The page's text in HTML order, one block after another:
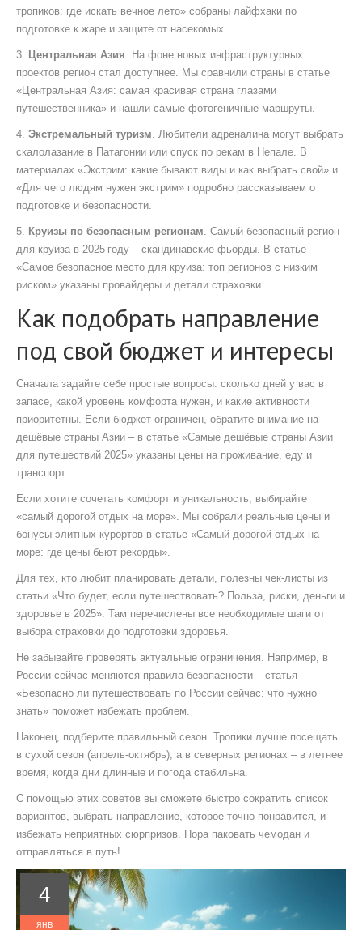
тропиков: где искать вечное лето» собраны лайфхаки по
подготовке к жаре и защите от насекомых.
3. Центральная Азия. На фоне новых инфраструктурных
проектов регион стал доступнее. Мы сравнили страны в статье
«Центральная Азия: самая красивая страна глазами
путешественника» и нашли самые фотогеничные маршруты.
4. Экстремальный туризм. Любители адреналина могут выбрать
скалолазание в Патагонии или спуск по рекам в Непале. В
материалах «Экстрим: какие бывают виды и как выбрать свой» и
«Для чего людям нужен экстрим» подробно рассказываем о
подготовке и безопасности.
5. Круизы по безопасным регионам. Самый безопасный регион
для круиза в 2025 году – скандинавские фьорды. В статье
«Самое безопасное место для круиза: топ регионов с низким
риском» указаны провайдеры и детали страховки.
Как подобрать направление
под свой бюджет и интересы
Сначала задайте себе простые вопросы: сколько дней у вас в
запасе, какой уровень комфорта нужен, и какие активности
приоритетны. Если бюджет ограничен, обратите внимание на
дешёвые страны Азии – в статье «Самые дешёвые страны Азии
для путешествий 2025» указаны цены на проживание, еду и
транспорт.
Если хотите сочетать комфорт и уникальность, выбирайте
«самый дорогой отдых на море». Мы собрали реальные цены и
бонусы элитных курортов в статье «Самый дорогой отдых на
море: где цены бьют рекорды».
Для тех, кто любит планировать детали, полезны чек‑листы из
статьи «Что будет, если путешествовать? Польза, риски, деньги и
здоровье в 2025». Там перечислены все необходимые шаги от
выбора страховки до подготовки здоровья.
Не забывайте проверять актуальные ограничения. Например, в
России сейчас меняются правила безопасности – статья
«Безопасно ли путешествовать по России сейчас: что нужно
знать» поможет избежать проблем.
Наконец, подберите правильный сезон. Тропики лучше посещать
в сухой сезон (апрель‑октябрь), а в северных регионах – в летнее
время, когда дни длинные и погода стабильна.
С помощью этих советов вы сможете быстро сократить список
вариантов, выбрать направление, которое точно понравится, и
избежать неприятных сюрпризов. Пора паковать чемодан и
отправляться в путь!
4
янв